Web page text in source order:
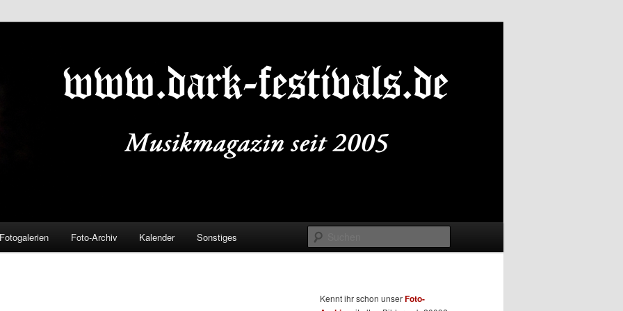
Fotogalerien Foto-Archiv Kalender Sonstiges
Kennt ihr schon unserFoto-